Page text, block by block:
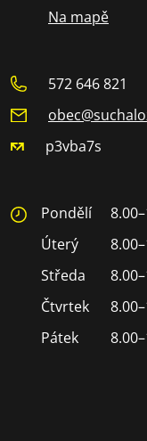
Na mapě
572 646 821
p3vba7s
Pondělí
Úterý
Středa
Čtvrtek
Pátek